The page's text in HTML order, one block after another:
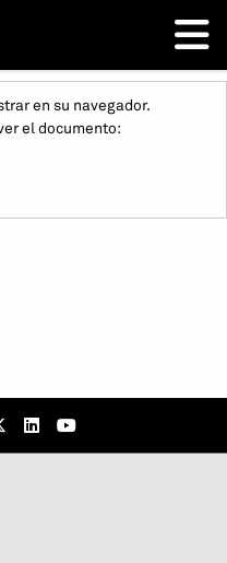
en su navegador.
el documento: